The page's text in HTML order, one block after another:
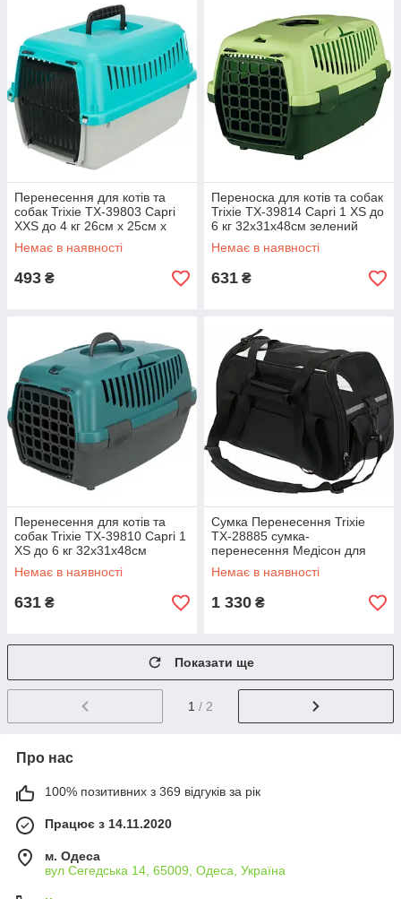
Перенесення для котів та
собак Trixie TX-39803 Capri
XXS до 4 кг 26см х 25см х
39см антрацит/зелений
Немає в наявності
493 ₴
Переноска для котів та собак
Trixie TX-39814 Capri 1 XS до
6 кг 32х31х48см зелений
Немає в наявності
631 ₴
Перенесення для котів та
собак Trixie TX-39810 Capri 1
XS до 6 кг 32х31х48см
темно-сірий/петрол
Немає в наявності
631 ₴
Сумка Перенесення Trixie
TX-28885 сумка-
перенесення Медісон для
котів та собак до 5 кг
Немає в наявності
1 330 ₴
Показати ще
1 / 2
Про нас
100% позитивних з 369 відгуків за рік
Працює з 14.11.2020
м. Одеса
вул Сегедська 14, 65009, Одеса, Україна